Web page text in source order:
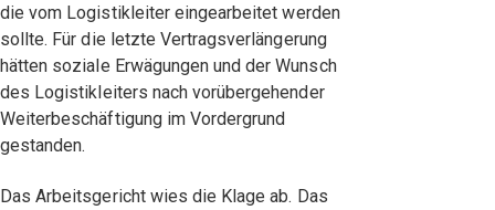
die vom Logistikleiter eingearbeitet werden
sollte. Für die letzte Vertragsverlängerung
hätten soziale Erwägungen und der Wunsch
des Logistikleiters nach vorübergehender
Weiterbeschäftigung im Vordergrund
gestanden.
Das Arbeitsgericht wies die Klage ab. Das